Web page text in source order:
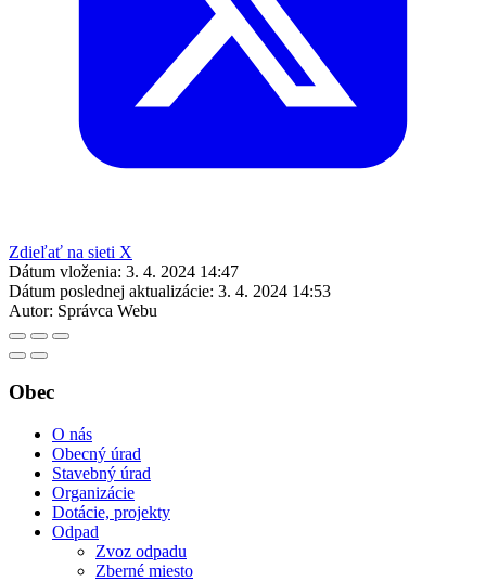
Zdieľať na sieti X
Dátum vloženia: 3. 4. 2024 14:47
Dátum poslednej aktualizácie: 3. 4. 2024 14:53
Autor: Správca Webu
Obec
O nás
Obecný úrad
Stavebný úrad
Organizácie
Dotácie, projekty
Odpad
Zvoz odpadu
Zberné miesto